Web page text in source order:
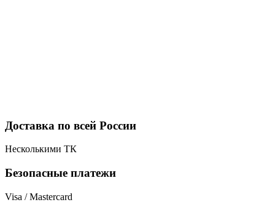
Доставка по всей России
Несколькими ТК
Безопасные платежи
Visa / Mastercard